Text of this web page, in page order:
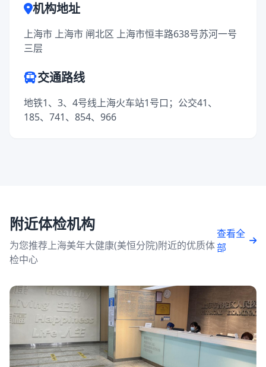
机构地址
上海市 上海市 闸北区 上海市恒丰路638号苏河一号
三层
交通路线
地铁1、3、4号线上海火车站1号口；公交41、
185、741、854、966
附近体检机构
为您推荐上海美年大健康(美恒分院)附近的优质体
检中心
查看全
部